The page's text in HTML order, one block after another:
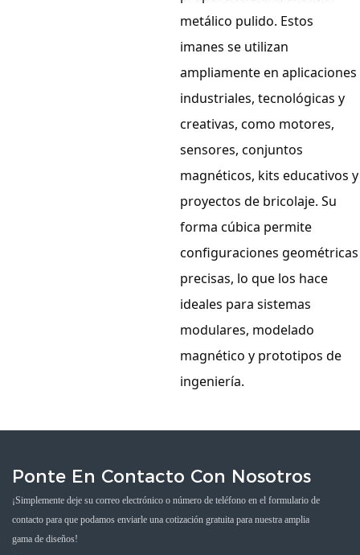
metálico pulido. Estos
imanes se utilizan
ampliamente en aplicaciones
industriales, tecnológicas y
creativas, como motores,
sensores, conjuntos
magnéticos, kits educativos y
proyectos de bricolaje. Su
forma cúbica permite
configuraciones geométricas
precisas, lo que los hace
ideales para sistemas
modulares, modelado
magnético y prototipos de
ingeniería.
Ponte En Contacto Con Nosotros
¡Simplemente deje su correo electrónico o número de teléfono en el formulario de
contacto para que podamos enviarle una cotización gratuita para nuestra amplia
gama de diseños!